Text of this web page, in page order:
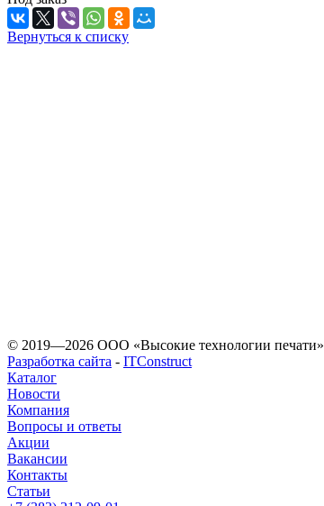
Вернуться к списку
© 2019—2026 ООО «Высокие технологии печати»
Разработка сайта - ITConstruct
Каталог
Новости
Компания
Вопросы и ответы
Акции
Вакансии
Контакты
Статьи